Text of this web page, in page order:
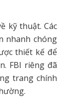
kỹ thuật. Các
nhanh chóng
thiết kế để
FBI riêng đã
trang chính